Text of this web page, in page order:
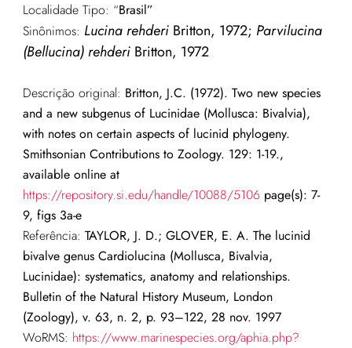
Localidade Tipo: “Brasil”
Sinônimos: Lucina rehderi Britton, 1972; Parvilucina
(Bellucina) rehderi Britton, 1972
Descrição original: Britton, J.C. (1972). Two new species
and a new subgenus of Lucinidae (Mollusca: Bivalvia),
with notes on certain aspects of lucinid phylogeny.
Smithsonian Contributions to Zoology. 129: 1-19.,
available online at
https://repository.si.edu/handle/10088/5106page(s): 7-
9, figs 3a-e
Referência: TAYLOR, J. D.; GLOVER, E. A. The lucinid
bivalve genus Cardiolucina (Mollusca, Bivalvia,
Lucinidae): systematics, anatomy and relationships.
Bulletin of the Natural History Museum, London
(Zoology), v. 63, n. 2, p. 93–122, 28 nov. 1997
WoRMS: https://www.marinespecies.org/aphia.php?